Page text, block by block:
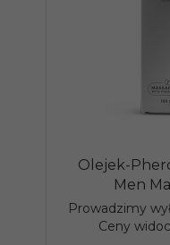
Olejek-
Men
Prowadzimy
Ceny